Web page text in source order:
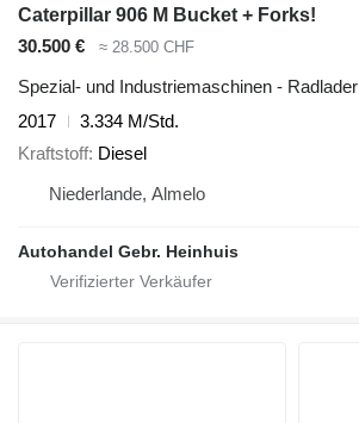
Caterpillar 906 M Bucket + Forks!
30.500 €
≈ 28.500 CHF
Spezial- und Industriemaschinen - Radlader
2017
3.334 M/Std.
Kraftstoff Diesel
Niederlande, Almelo
Autohandel Gebr. Heinhuis